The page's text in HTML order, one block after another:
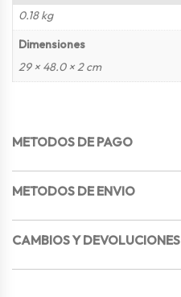
0.18 kg
Dimensiones
29 × 48.0 × 2 cm
METODOS DE PAGO
METODOS DE ENVIO
CAMBIOS Y DEVOLUCIONES